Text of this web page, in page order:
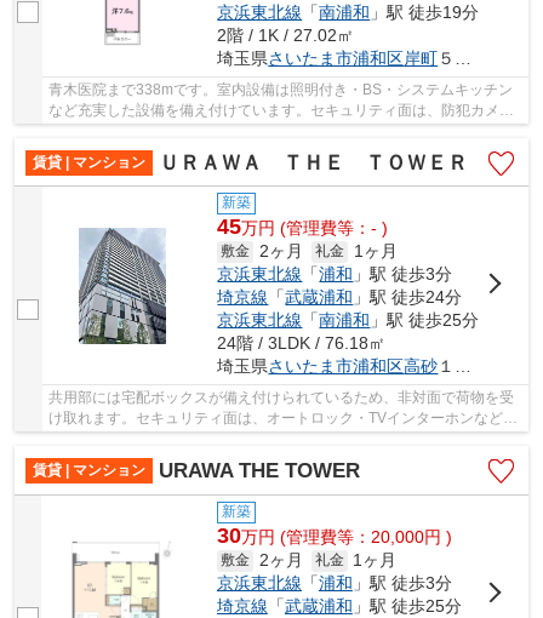
京浜東北線 「南浦和 」駅 徒歩19分
2階 / 1K / 27.02㎡
埼玉県さいたま市浦和区岸町５丁目２-５
青木医院まで338mです。室内設備は照明付き・BS・システムキッチン
など充実した設備を備え付けています。セキュリティ面は、防犯カメ
ラ・24時間緊急通報システムなどを備え付けている...
賃貸 | マンション
ＵＲＡＷＡ ＴＨＥ ＴＯＷＥＲ
新築
45万円 (管理費等：- )
敷金 2ヶ月 礼金
1ヶ月
京浜東北線 「浦和 」駅 徒歩3分
埼京線 「武蔵浦和 」駅 徒歩24分
京浜東北線 「南浦和 」駅 徒歩25分
24階 / 3LDK / 76.18㎡
埼玉県さいたま市浦和区高砂１丁目１０－８
共用部には宅配ボックスが備え付けられているため、非対面で荷物を受
け取れます。セキュリティ面は、オートロック・TVインターホンなど充
賃貸 | マンション
URAWA THE TOWER
新築
30万円 (管理費等：20,000円 )
敷金 2ヶ月 礼金 1ヶ月
京浜東北線 「浦和 」駅 徒歩3分
埼京線 「武蔵浦和 」駅 徒歩25分